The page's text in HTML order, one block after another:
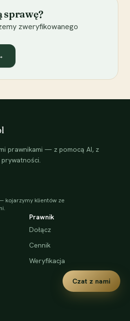
sprawę?
zweryfikowanego
prawnikami — z pomocą AI, z
kojarzymy klientów ze
Prawnik
Dołącz
Cennik
Weryfikacja
Czat z nami